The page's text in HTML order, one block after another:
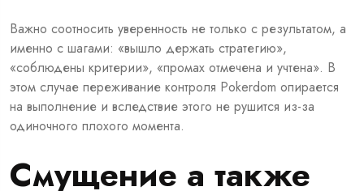
Важно соотносить уверенность не только с результатом, а
именно с шагами: «вышло держать стратегию»,
«соблюдены критерии», «промах отмечена и учтена». В
этом случае переживание контроля Pokerdom опирается
на выполнение и вследствие этого не рушится из-за
одиночного плохого момента.
Смущение а также